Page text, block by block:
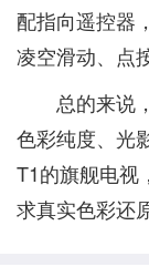
配指向遥控器
凌空滑动、点
总的来说
色彩纯度、光
T1的旗舰电视
求真实色彩还